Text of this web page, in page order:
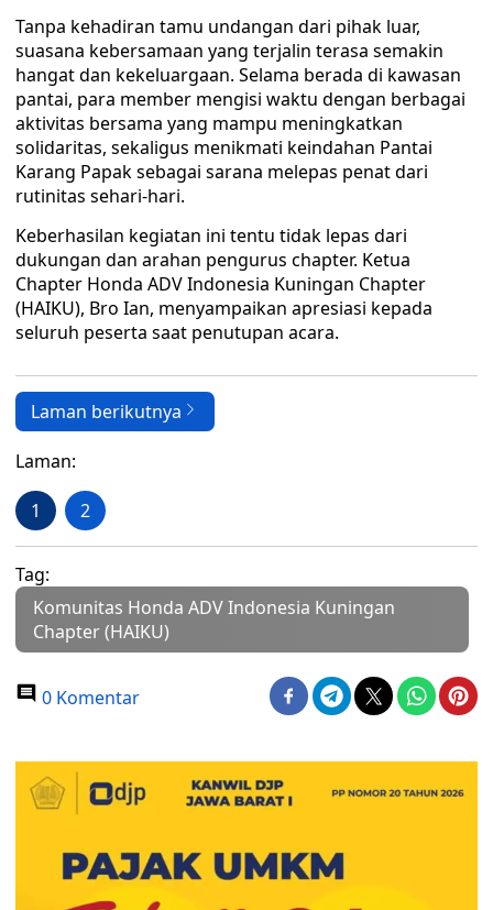
Tanpa kehadiran tamu undangan dari pihak luar,
suasana kebersamaan yang terjalin terasa semakin
hangat dan kekeluargaan. Selama berada di kawasan
pantai, para member mengisi waktu dengan berbagai
aktivitas bersama yang mampu meningkatkan
solidaritas, sekaligus menikmati keindahan Pantai
Karang Papak sebagai sarana melepas penat dari
rutinitas sehari-hari.
Keberhasilan kegiatan ini tentu tidak lepas dari
dukungan dan arahan pengurus chapter. Ketua
Chapter Honda ADV Indonesia Kuningan Chapter
(HAIKU), Bro Ian, menyampaikan apresiasi kepada
seluruh peserta saat penutupan acara.
Laman berikutnya
Laman:
1 2
Tag:
Komunitas Honda ADV Indonesia Kuningan
Chapter (HAIKU)
0 Komentar